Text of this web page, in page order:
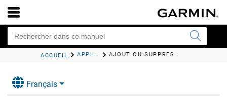
ACCUEIL APPLICATIONS ET ACTIVITÉS AJOUT OU SUPPRESSION D'UNE ACTIVITÉ FAVORITE
Français